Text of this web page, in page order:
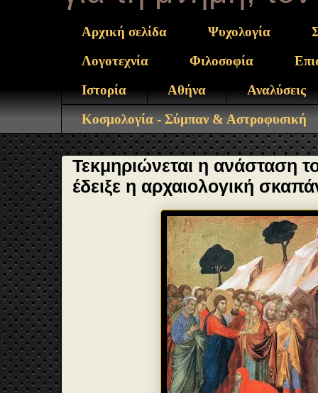
Αρχική σελίδα Ψυχολογία
Λογοτεχνία
Φιλοσοφία
Ιστορία
Αθήνα
Αναλύσεις
Κοσμολογία - Σύμπαν & Αστροφυσική
Τεκμηριώνεται η ανάσταση
έδειξε η αρχαιολογική